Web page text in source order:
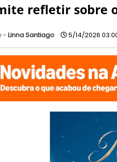
refletir sobre
Linna Santiago 5/14/2026